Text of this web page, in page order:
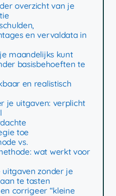
overzicht van je
en vervaldata in
maandelijks kunt
basisbehoeften te
en realistisch
je uitgaven: verplicht
toe
vs.
wat werkt voor
zonder je
te tasten
corrigeer “kleine